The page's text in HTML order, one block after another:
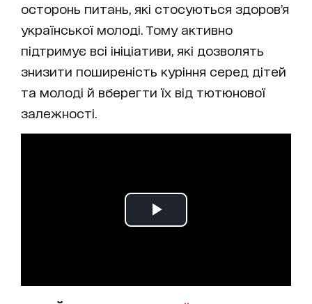
осторонь питань, які стосуються здоров’я
української молоді. Тому активно
підтримує всі ініціативи, які дозволять
знизити поширеність куріння серед дітей
та молоді й вберегти їх від тютюнової
залежності.